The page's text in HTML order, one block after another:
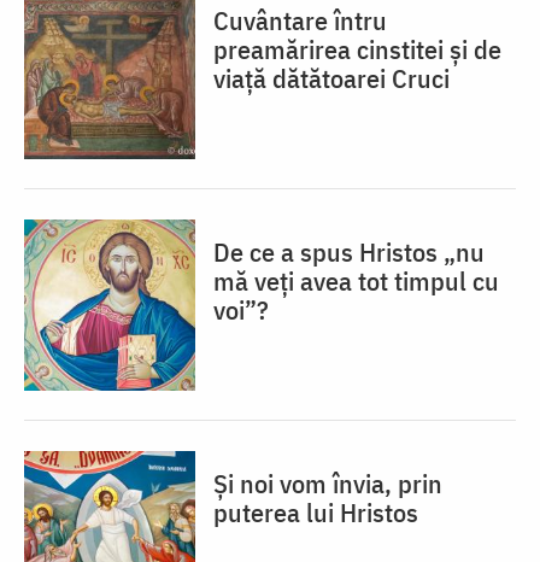
Cuvântare întru
preamărirea cinstitei și de
viață dătătoarei Cruci
De ce a spus Hristos „nu
mă veţi avea tot timpul cu
voi”?
Și noi vom învia, prin
puterea lui Hristos